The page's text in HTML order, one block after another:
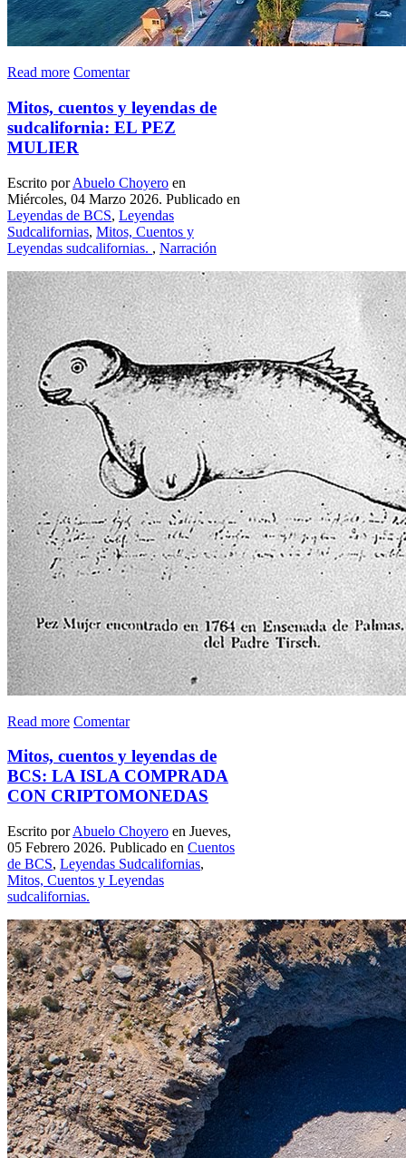
Read more Comentar
Mitos, cuentos y leyendas de
sudcalifornia: EL PEZ
MULIER
Escrito porAbuelo Choyero en
Miércoles, 04 Marzo 2026. Publicado en
Leyendas de BCS, Leyendas
Sudcalifornias, Mitos, Cuentos y
Leyendas sudcalifornias. , Narración
Read more Comentar
Mitos, cuentos y leyendas de
BCS: LA ISLA COMPRADA
CON CRIPTOMONEDAS
Escrito porAbuelo Choyero en Jueves,
05 Febrero 2026. Publicado en Cuentos
de BCS, Leyendas Sudcalifornias,
Mitos, Cuentos y Leyendas
sudcalifornias.